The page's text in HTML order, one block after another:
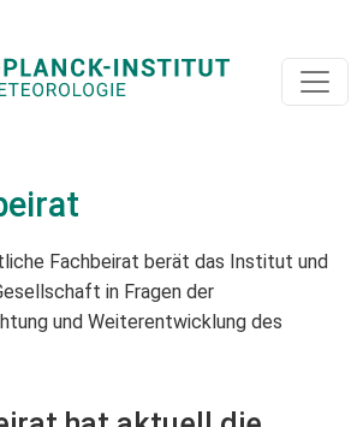
Fachbeirat berät das Institut und
in Fragen der
und Weiterentwicklung des